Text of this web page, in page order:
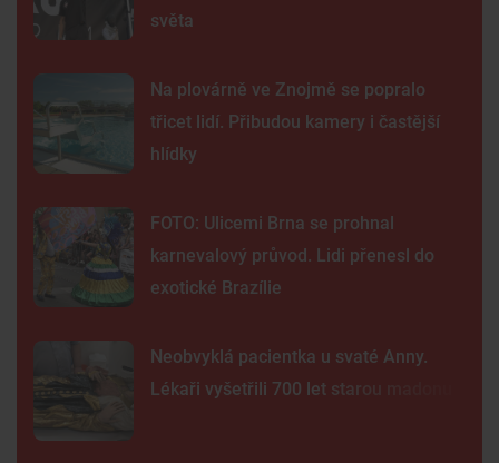
světa
Na plovárně ve Znojmě se popralo
třicet lidí. Přibudou kamery i častější
hlídky
FOTO: Ulicemi Brna se prohnal
karnevalový průvod. Lidi přenesl do
exotické Brazílie
Neobvyklá pacientka u svaté Anny.
Lékaři vyšetřili 700 let starou madonu